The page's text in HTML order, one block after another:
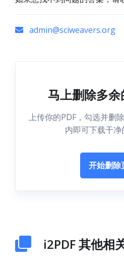
admin@sciweavers.org
马上删除多余
上传你的PDF，勾选并删
内即可下载干净
开始删除
i2PDF 其他相